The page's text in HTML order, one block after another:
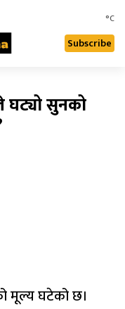
°C
Subscribe
सुनको
मूल्य घटेको छ।